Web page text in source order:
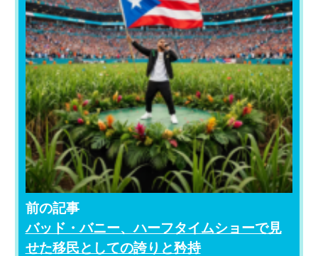
前の記事
バッド・バニー、ハーフタイムショーで見
せた移民としての誇りと矜持